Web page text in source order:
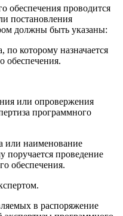
обеспечения проводится
постановления
должны быть указаны:
по которому назначается
обеспечения.
или опровержения
программного
или наименование
поручается проведение
обеспечения.
в распоряжение